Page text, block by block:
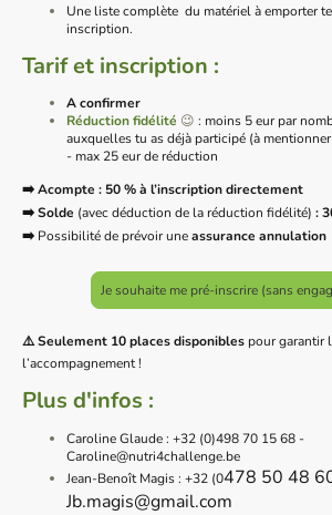
Une liste complète du matériel à emporter
inscription.
Tarif et inscription :
A confirmer
Réduction fidélité 😉 : moins 5 eur par
auxquelles tu as déjà participé (à
- max 25 eur de réduction
➡️ Acompte : 50 % à l’inscription directement
➡️ Solde (avec déduction de la réduction fidélité) :
➡️ Possibilité de prévoir uneassurance annulation
Je souhaite me pré-inscrire (sans
⚠️ Seulement 10 places disponibles pour garantir
l’accompagnement !
Plus d'infos :
Caroline Glaude : +32 (0)498 70 15 68 -
Caroline@nutri4challenge.be
Jean-Benoît Magis : +32 (0478 50 48
Jb.magis@gmail.com